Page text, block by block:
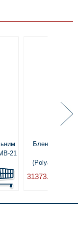
21
Блендер
(Polyamide/
31373.70